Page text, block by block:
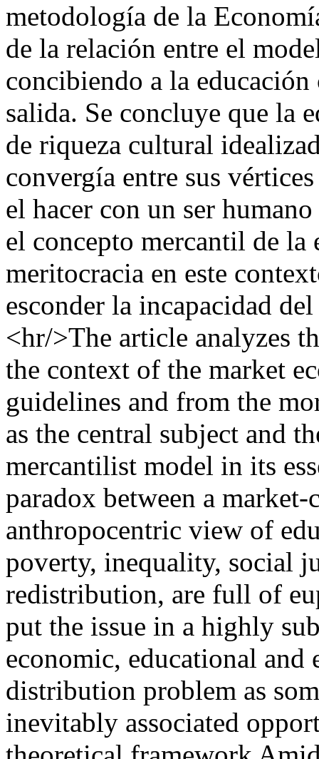
metodología de la
de la relación entre el
concibiendo a la
salida. Se concluye que la
de riqueza cultural
convergía entre sus
el hacer con un ser
el concepto mercantil de la
meritocracia en este
esconder la incapacidad
<hr/>The article analyzes
the context of the market
guidelines and from the
as the central subject and
mercantilist model in its
paradox between a
anthropocentric view of
poverty, inequality, social
redistribution, are full of
put the issue in a highly
economic, educational and
distribution problem as
inevitably associated